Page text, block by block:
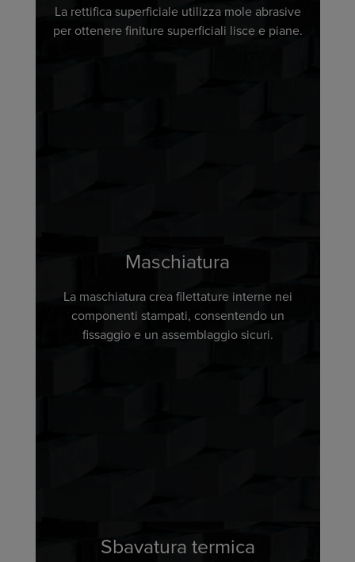
La rettifica superficiale utilizza mole abrasive
per ottenere finiture superficiali lisce e piane.
Maschiatura
La maschiatura crea filettature interne nei
componenti stampati, consentendo un
fissaggio e un assemblaggio sicuri.
Sbavatura termica